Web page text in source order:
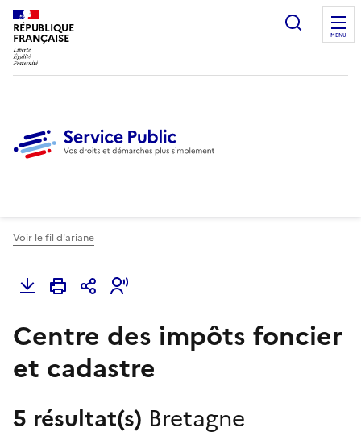
RÉPUBLIQUE
FRANÇAISE
Ouvrir
MENU
Voir le fil d'ariane
Centre des impôts foncier
et cadastre
5 résultat(s) Bretagne